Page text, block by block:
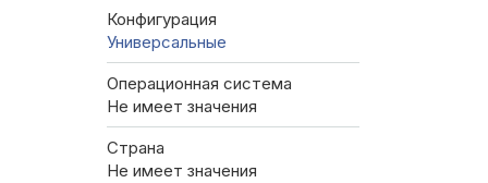
Конфигурация
Универсальные
Операционная система
Не имеет значения
Страна
Не имеет значения